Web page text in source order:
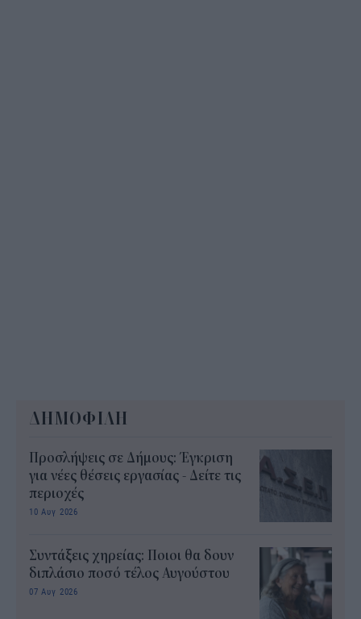
ΔΗΜΟΦΙΛΗ
Προσλήψεις σε Δήμους: Έγκριση
για νέες θέσεις εργασίας - Δείτε τις
περιοχές
10 Αυγ 2026
Συντάξεις χηρείας: Ποιοι θα δουν
διπλάσιο ποσό τέλος Αυγούστου
07 Αυγ 2026